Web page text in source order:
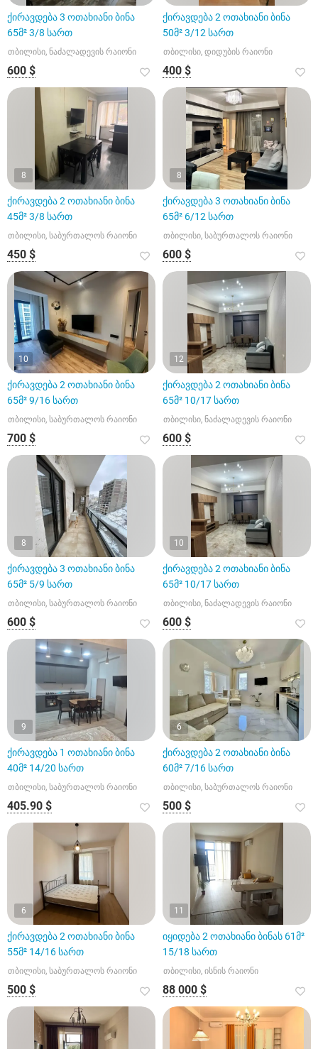
ქირავდება 3 ოთახიანი ბინა
65მ² 3/8 სართ
თბილისი, ნაძალადევის რაიონი
600 $
ქირავდება 2 ოთახიანი ბინა
50მ² 3/12 სართ
თბილისი, დიდუბის რაიონი
400 $
8
ქირავდება 2 ოთახიანი ბინა
45მ² 3/8 სართ
თბილისი, საბურთალოს რაიონი
450 $
8
ქირავდება 3 ოთახიანი ბინა
65მ² 6/12 სართ
თბილისი, საბურთალოს რაიონი
600 $
10
ქირავდება 2 ოთახიანი ბინა
65მ² 9/16 სართ
თბილისი, საბურთალოს რაიონი
700 $
12
ქირავდება 2 ოთახიანი ბინა
65მ² 10/17 სართ
თბილისი, ნაძალადევის რაიონი
600 $
8
ქირავდება 3 ოთახიანი ბინა
65მ² 5/9 სართ
თბილისი, საბურთალოს რაიონი
600 $
10
ქირავდება 2 ოთახიანი ბინა
65მ² 10/17 სართ
თბილისი, ნაძალადევის რაიონი
600 $
9
ქირავდება 1 ოთახიანი ბინა
40მ² 14/20 სართ
თბილისი, საბურთალოს რაიონი
405.90 $
6
ქირავდება 2 ოთახიანი ბინა
60მ² 7/16 სართ
თბილისი, საბურთალოს რაიონი
500 $
6
ქირავდება 2 ოთახიანი ბინა
55მ² 14/16 სართ
თბილისი, საბურთალოს რაიონი
500 $
11
იყიდება 2 ოთახიანი ბინას 61მ²
15/18 სართ
თბილისი, ისნის რაიონი
88 000 $